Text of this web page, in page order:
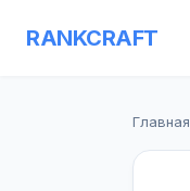
RANKCRAFT
Главная